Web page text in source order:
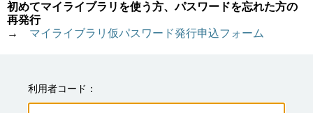
初めてマイライブラリを使う方、パスワードを忘れた方の
再発行
→ マイライブラリ仮パスワード発行申込フォーム
利用者コード